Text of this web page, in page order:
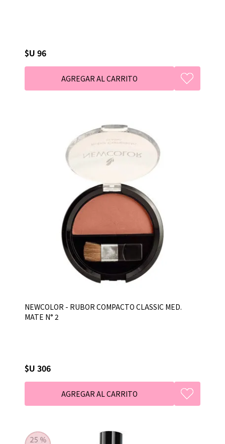
$U 96
NEWCOLOR - RUBOR COMPACTO CLASSIC MED.
MATE N° 2
$U 306